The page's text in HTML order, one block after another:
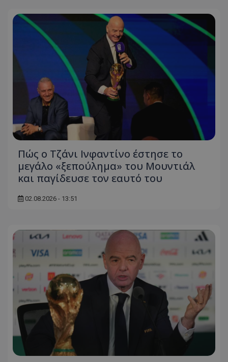
Πώς ο Τζάνι Ινφαντίνο έστησε το
μεγάλο «ξεπούλημα» του Μουντιάλ
και παγίδευσε τον εαυτό του
02.08.2026 - 13:51